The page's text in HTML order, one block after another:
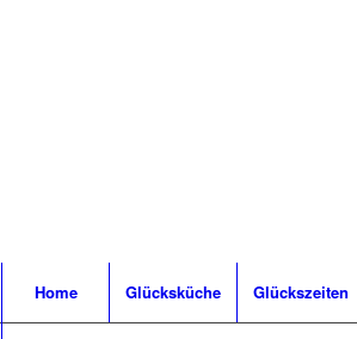
Home Glücksküche Glückszeiten